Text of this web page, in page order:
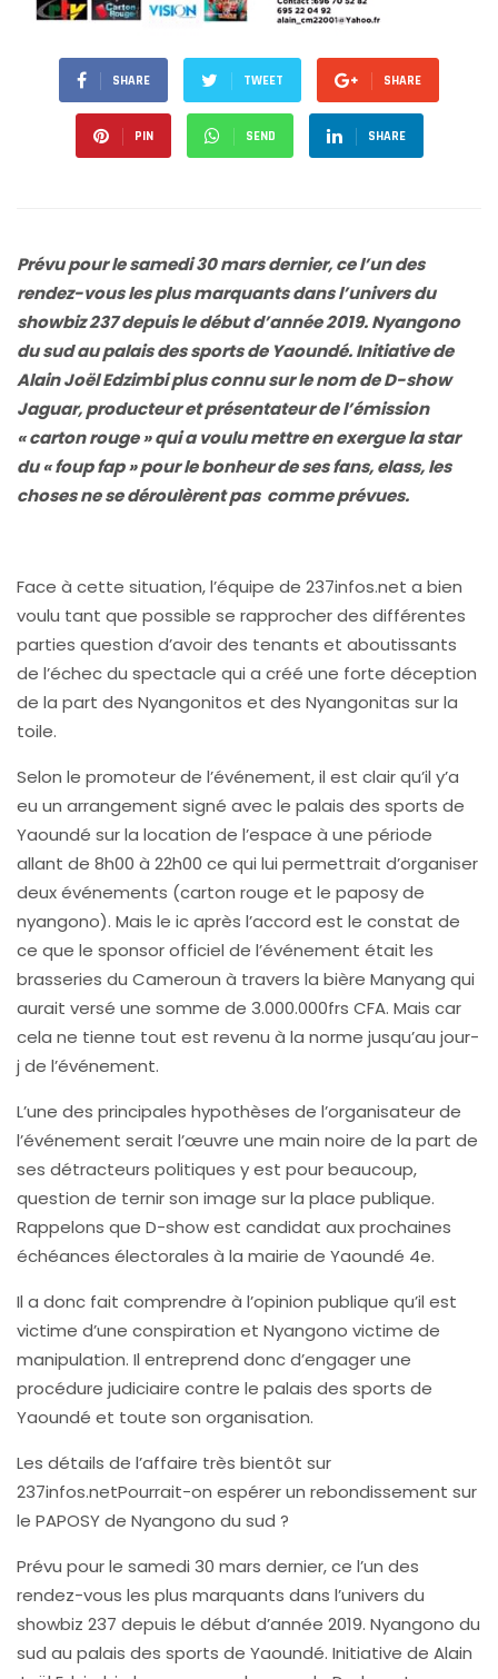
SHARE TWEET SHARE
PIN SEND SHARE
Prévu pour le samedi 30 mars dernier, ce l’un des
rendez-vous les plus marquants dans l’univers du
showbiz 237 depuis le début d’année 2019. Nyangono
du sud au palais des sports de Yaoundé. Initiative de
Alain Joël Edzimbi plus connu sur le nom de D-show
Jaguar, producteur et présentateur de l’émission
« carton rouge » qui a voulu mettre en exergue la star
du « foup fap » pour le bonheur de ses fans, elass, les
choses ne se déroulèrent pas comme prévues.
Face à cette situation, l’équipe de 237infos.net a bien
voulu tant que possible se rapprocher des différentes
parties question d’avoir des tenants et aboutissants
de l’échec du spectacle qui a créé une forte déception
de la part des Nyangonitos et des Nyangonitas sur la
toile.
Selon le promoteur de l’événement, il est clair qu’il y’a
eu un arrangement signé avec le palais des sports de
Yaoundé sur la location de l’espace à une période
allant de 8h00 à 22h00 ce qui lui permettrait d’organiser
deux événements (carton rouge et le paposy de
nyangono). Mais le ic après l’accord est le constat de
ce que le sponsor officiel de l’événement était les
brasseries du Cameroun à travers la bière Manyang qui
aurait versé une somme de 3.000.000frs CFA. Mais car
cela ne tienne tout est revenu à la norme jusqu’au jour-
j de l’événement.
L’une des principales hypothèses de l’organisateur de
l’événement serait l’œuvre une main noire de la part de
ses détracteurs politiques y est pour beaucoup,
question de ternir son image sur la place publique.
Rappelons que D-show est candidat aux prochaines
échéances électorales à la mairie de Yaoundé 4e.
Il a donc fait comprendre à l’opinion publique qu’il est
victime d’une conspiration et Nyangono victime de
manipulation. Il entreprend donc d’engager une
procédure judiciaire contre le palais des sports de
Yaoundé et toute son organisation.
Les détails de l’affaire très bientôt sur
237infos.netPourrait-on espérer un rebondissement sur
le PAPOSY de Nyangono du sud ?
Prévu pour le samedi 30 mars dernier, ce l’un des
rendez-vous les plus marquants dans l’univers du
showbiz 237 depuis le début d’année 2019. Nyangono du
sud au palais des sports de Yaoundé. Initiative de Alain